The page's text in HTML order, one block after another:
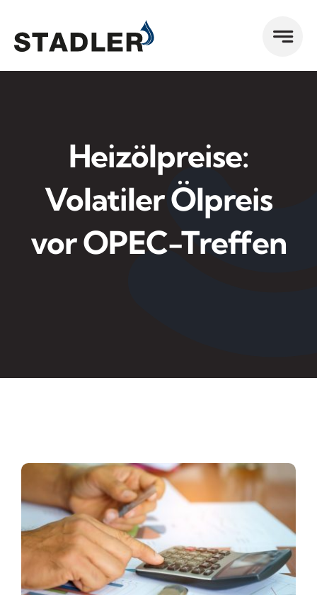
Inhalt
springen
Heizölpreise:
Volatiler Ölpreis
vor OPEC-Treffen